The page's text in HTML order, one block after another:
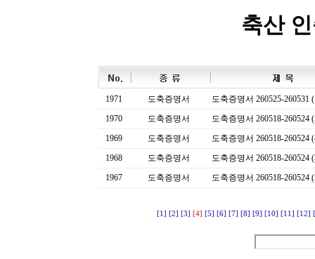
축산
1971 도축증명서
도축증명서 260525-260531
1970
도축증명서
도축증명서 260518-260524
1969
도축증명서
도축증명서 260518-260524
1968
도축증명서
도축증명서 260518-260524
1967
도축증명서 도축증명서 260518-260524
[1] [2] [3] [4] [5] [6] [7] [8] [9] [10] [11] [12]